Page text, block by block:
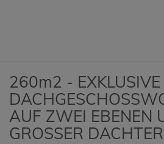
260m2 - EXKLUSIVE
AUF ZWEI EBENEN
GROSSER